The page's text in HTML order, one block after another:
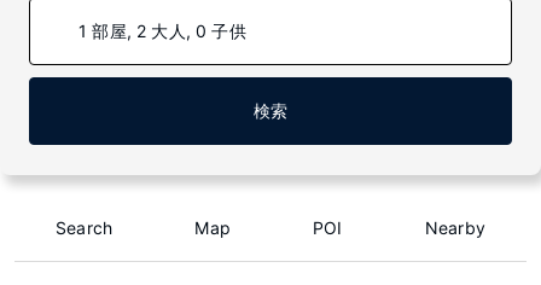
1 部屋, 2 大人, 0 子供
検索
Search Map POI Nearby